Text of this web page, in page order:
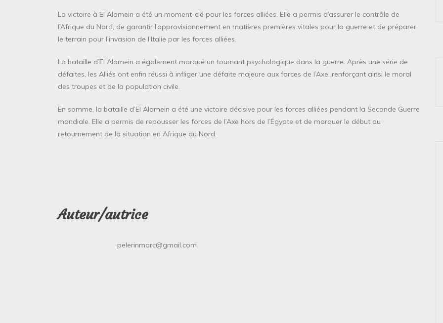
La victoire à El Alamein a été un moment-clé pour les forces alliées. Elle a permis d’assurer le contrôle de
l’Afrique du Nord, de garantir l’approvisionnement en matières premières vitales pour la guerre et de préparer
le terrain pour l’invasion de l’Italie par les forces alliées.
La bataille d’El Alamein a également marqué un tournant psychologique dans la guerre. Après une série de
défaites, les Alliés ont enfin réussi à infliger une défaite majeure aux forces de l’Axe, renforçant ainsi le moral
des troupes et de la population civile.
En somme, la bataille d’El Alamein a été une victoire décisive pour les forces alliées pendant la Seconde Guerre
mondiale. Elle a permis de repousser les forces de l’Axe hors de l’Égypte et de marquer le début du
retournement de la situation en Afrique du Nord.
Auteur/autrice
pelerinmarc@gmail.com